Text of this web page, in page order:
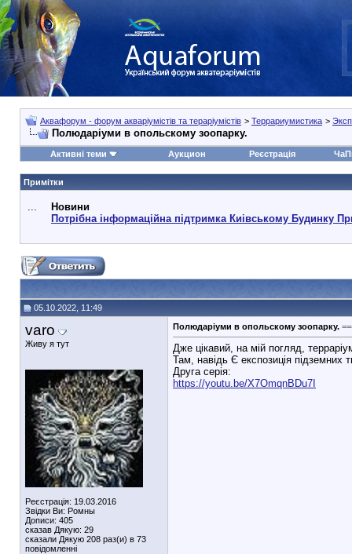
Аквафорум - форум акваріумістів та тераріумістів > Террариумистика >
Полюдаріуми в опольскому зоопарку.
Активні теми Аукцион Реєстрація
Примітки
...
Новини
Потрібна інформаційна підтримка Киівському Будинку
05.10.2022, 11:49
varo
Живу я тут
Реєстрація: 19.03.2016
Звідки Ви: Ромны
Дописи: 405
сказав Дякую: 29
сказали Дякую 208 раз(и) в 73
повідомленні
Полюдаріуми в опольскому зоопарку.
Дже цікавий, на мій погляд,
Там, навідь Є експозиція підземних
Друга серія:
https://youtu.be/X7OmqnBDu7I